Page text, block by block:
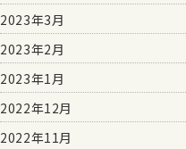
2023年3月
2023年2月
2023年1月
2022年12月
2022年11月